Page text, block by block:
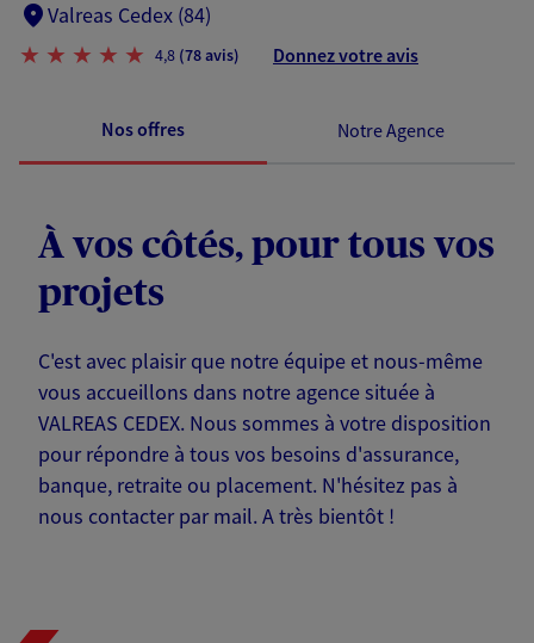
Valreas Cedex (84)
4,8 (78 avis) Donnez votre avis
Nos offres Notre Agence
À vos côtés, pour tous vos
projets
C'est avec plaisir que notre équipe et nous-même
vous accueillons dans notre agence située à
VALREAS CEDEX. Nous sommes à votre disposition
pour répondre à tous vos besoins d'assurance,
banque, retraite ou placement. N'hésitez pas à
nous contacter par mail. A très bientôt !